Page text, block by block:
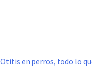
Otitis en perros, todo lo